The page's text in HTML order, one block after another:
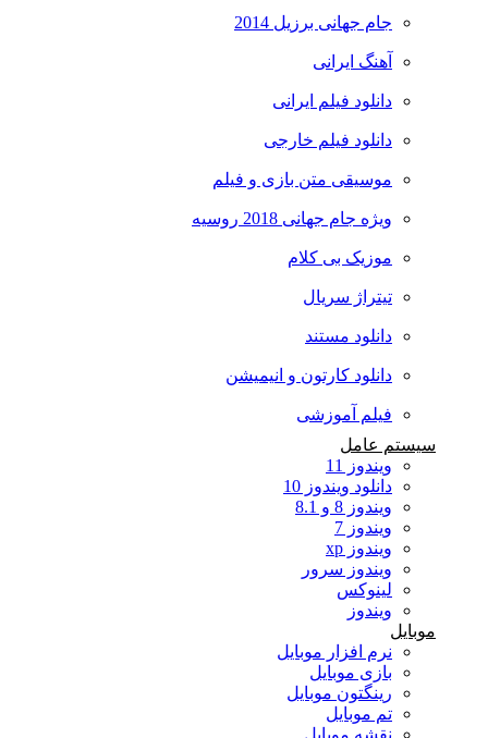
جام جهانی برزیل 2014
آهنگ ایرانی
دانلود فیلم ایرانی
دانلود فیلم خارجی
موسیقی متن بازی و فیلم
ویژه جام جهانی 2018 روسیه
موزیک بی کلام
تیتراژ سریال
دانلود مستند
دانلود کارتون و انیمیشن
فیلم آموزشی
سیستم عامل
ویندوز 11
دانلود ویندوز 10
ویندوز 8 و 8.1
ویندوز 7
ویندوز xp
ویندوز سرور
لینوکس
ویندوز
نرم افزار موبایل
بازی موبایل
رینگتون موبایل
تم موبایل
نقشه موبایل